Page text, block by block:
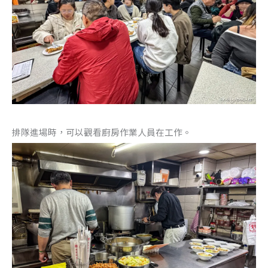
排隊進場時，可以觀看廚房作業人員在工作。